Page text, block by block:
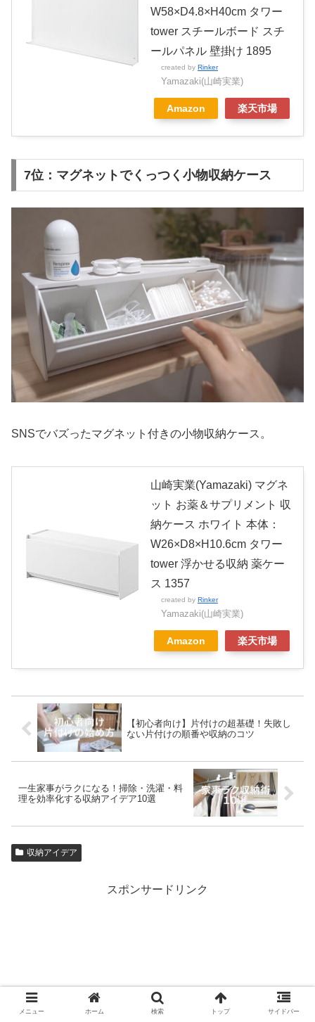
W58×D4.8×H40cm タワー
tower スチールボード スチ
ールパネル 壁掛け 1895
created by Rinker
Yamazaki(山崎実業)
Amazon 楽天市場
7位：マグネットでくっつく小物収納ケース
SNSでバズったマグネット付きの小物収納ケース。
山崎実業(Yamazaki) マグネ
ット お薬＆サプリメント 収
納ケース ホワイト 本体：
W26×D8×H10.6cm タワー
tower 浮かせる収納 薬ケー
ス 1357
created by Rinker
Yamazaki(山崎実業)
Amazon 楽天市場
【初心者向け】片付けの超基礎！失敗し
ない片付けの順番や収納のコツ
一生家事がラクになる！掃除・洗濯・料
理を効率化する収納アイデア10選
収納アイデア
スポンサードリンク
メニュー ホーム 検索 トップ サイドバー